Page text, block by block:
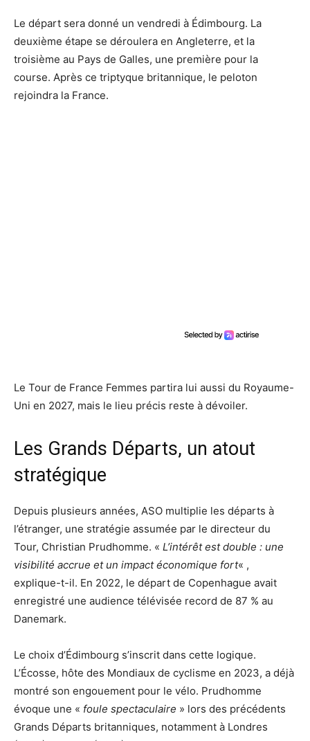
Le départ sera donné un vendredi à Édimbourg. La
deuxième étape se déroulera en Angleterre, et la
troisième au Pays de Galles, une première pour la
course. Après ce triptyque britannique, le peloton
rejoindra la France.
Le Tour de France Femmes partira lui aussi du Royaume-
Uni en 2027, mais le lieu précis reste à dévoiler.
Les Grands Départs, un atout
stratégique
Depuis plusieurs années, ASO multiplie les départs à
l’étranger, une stratégie assumée par le directeur du
Tour, Christian Prudhomme. « L’intérêt est double : une
visibilité accrue et un impact économique fort« ,
explique-t-il. En 2022, le départ de Copenhague avait
enregistré une audience télévisée record de 87 % au
Danemark.
Le choix d’Édimbourg s’inscrit dans cette logique.
L’Écosse, hôte des Mondiaux de cyclisme en 2023, a déjà
montré son engouement pour le vélo. Prudhomme
évoque une « foule spectaculaire » lors des précédents
Grands Départs britanniques, notamment à Londres